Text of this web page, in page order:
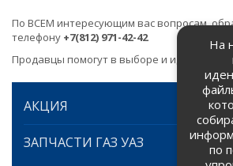
По ВСЕМ интересующим вас вопросам,
телефону +7(812) 971-42-42
Продавцы помогут в выборе и
АКЦИЯ
ЗАПЧАСТИ ГАЗ УАЗ
На
по